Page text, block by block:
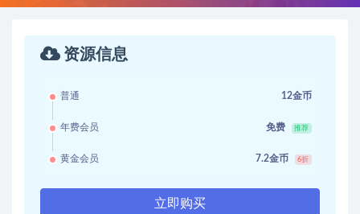
资源信息
普通 12金币
年费会员 免费 推荐
黄金会员 7.2金币 6折
立即购买